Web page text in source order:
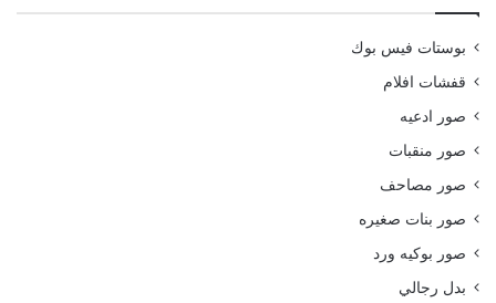
بوستات فيس بوك
قفشات افلام
صور ادعيه
صور منقبات
صور مصاحف
صور بنات صغيره
صور بوكيه ورد
بدل رجالي